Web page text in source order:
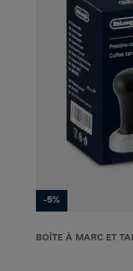
-5%
BOÎTE À MARC ET